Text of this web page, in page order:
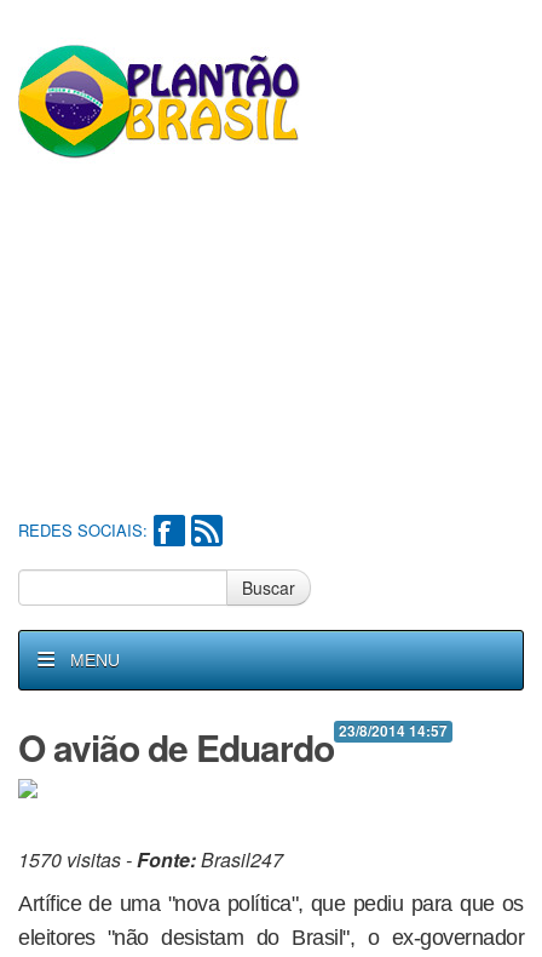
REDES SOCIAIS:
Buscar
MENU
23/8/2014 14:57
O avião de Eduardo
1570 visitas -Fonte:Brasil247
Artífice de uma "nova política", que pediu para que os
eleitores "não desistam do Brasil", o ex-governador